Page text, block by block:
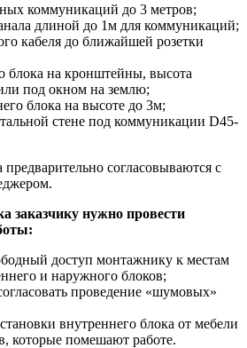
коммуникаций до 3 метров;
длиной до 1м для коммуникаций;
кабеля до ближайшей розетки
на кронштейны, высота
под окном на землю;
блока на высоте до 3м;
стене под коммуникации D45-
согласовываются с
заказчику нужно провести
доступ монтажнику к местам
и наружного блоков;
проведение «шумовых»
внутреннего блока от мебели
которые помешают работе.